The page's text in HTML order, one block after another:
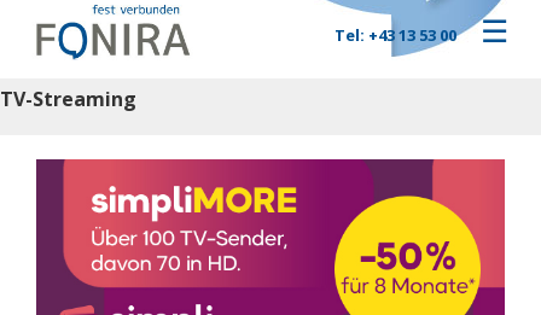
☰
Tel: +43 13 53 00
TV-Streaming